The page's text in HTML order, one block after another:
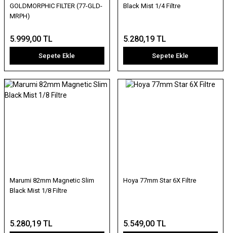
GOLDMORPHIC FILTER (77-GLD-
MRPH)
5.999,00 TL
Sepete Ekle
Black Mist 1/4 Filtre
5.280,19 TL
Sepete Ekle
Marumi 82mm Magnetic Slim
Black Mist 1/8 Filtre
5.280,19 TL
Hoya 77mm Star 6X Filtre
5.549,00 TL